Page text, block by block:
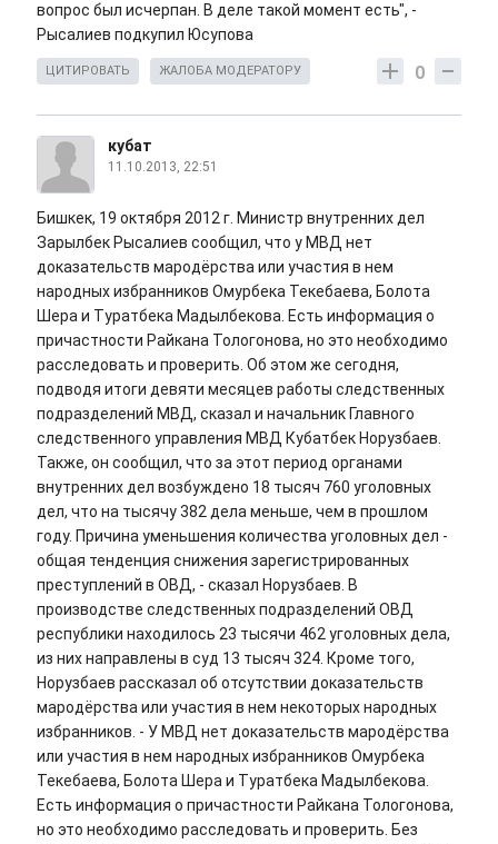
вопрос был исчерпан. В деле такой момент есть", -
Рысалиев подкупил Юсупова
0
ЦИТИРОВАТЬ ЖАЛОБА МОДЕРАТОРУ
кубат
11.10.2013, 22:51
Бишкек, 19 октября 2012 г. Министр внутренних дел
Зарылбек Рысалиев сообщил, что у МВД нет
доказательств мародёрства или участия в нем
народных избранников Омурбека Текебаева, Болота
Шера и Туратбека Мадылбекова. Есть информация о
причастности Райкана Тологонова, но это необходимо
расследовать и проверить. Об этом же сегодня,
подводя итоги девяти месяцев работы следственных
подразделений МВД, сказал и начальник Главного
следственного управления МВД Кубатбек Норузбаев.
Также, он сообщил, что за этот период органами
внутренних дел возбуждено 18 тысяч 760 уголовных
дел, что на тысячу 382 дела меньше, чем в прошлом
году. Причина уменьшения количества уголовных дел -
общая тенденция снижения зарегистрированных
преступлений в ОВД, - сказал Норузбаев. В
производстве следственных подразделений ОВД
республики находилось 23 тысячи 462 уголовных дела,
из них направлены в суд 13 тысяч 324. Кроме того,
Норузбаев рассказал об отсутствии доказательств
мародёрства или участия в нем некоторых народных
избранников. - У МВД нет доказательств мародёрства
или участия в нем народных избранников Омурбека
Текебаева, Болота Шера и Туратбека Мадылбекова.
Есть информация о причастности Райкана Тологонова,
но это необходимо расследовать и проверить. Без